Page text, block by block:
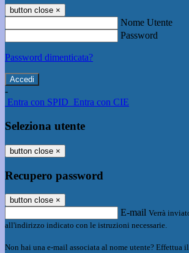
button close ×
Nome Utente
Password
Password dimenticata?
-
Entra con SPID Entra con CIE
Seleziona utente
button close ×
Recupero password
button close ×
E-mail Verrà
all'indirizzo indicato con le istruzioni necessarie.
Non hai una e-mail associata al nome utente? Effettua